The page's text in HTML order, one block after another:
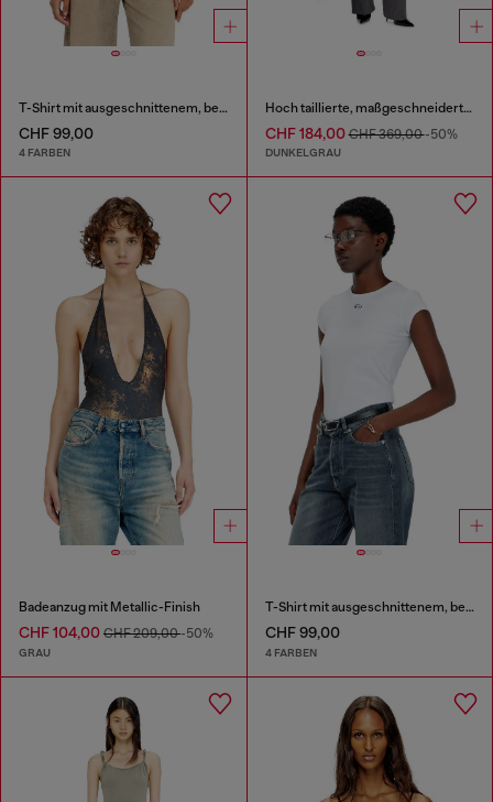
T-Shirt mit ausgeschnittenem, besticktem Logo
CHF 99,00
4 FARBEN
Hoch taillierte, maßgeschneiderte Hose
CHF 184,00CHF 369,00-50%
DUNKELGRAU
Badeanzug mit Metallic-Finish
CHF 104,00 CHF 209,00-50%
GRAU
T-Shirt mit ausgeschnittenem, besticktem Logo
CHF 99,00
4 FARBEN